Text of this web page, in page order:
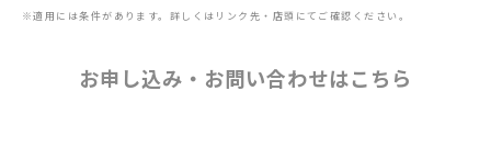
※適用には条件があります。詳しくはリンク先・店頭にてご確認ください。
お申し込み・お問い合わせはこちら